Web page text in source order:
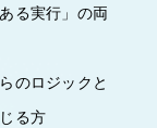
る実行」の両
のロジックと
る方